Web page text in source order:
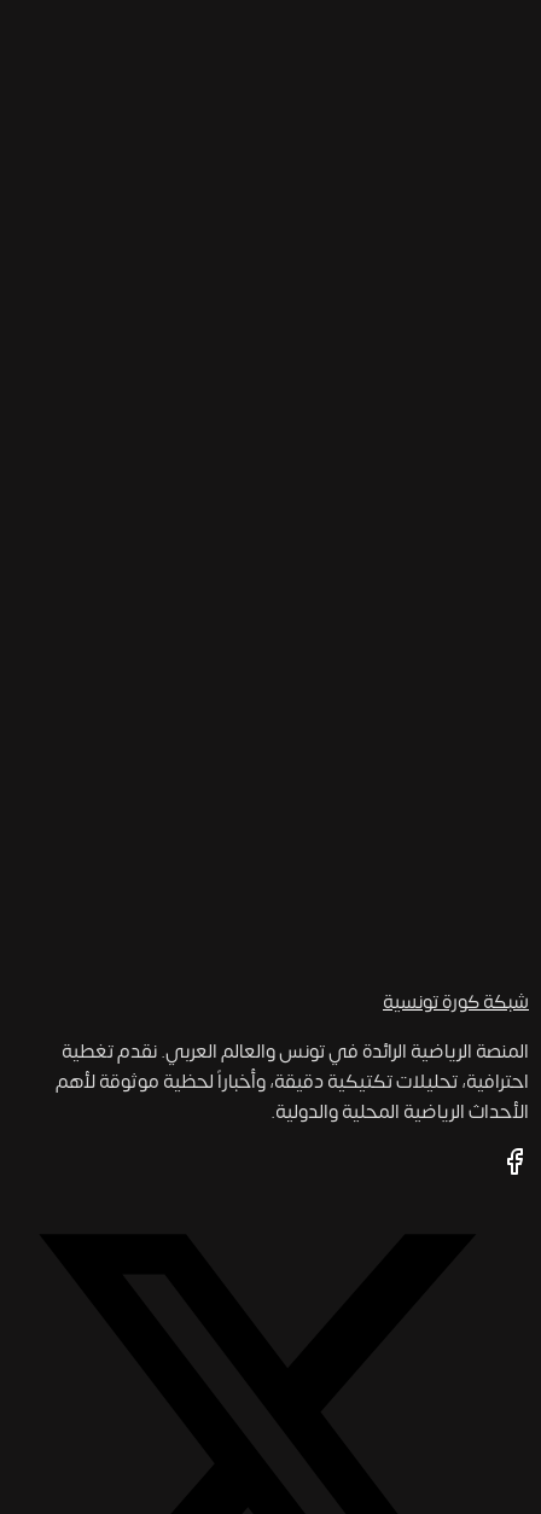
شبكة كورةتونسية
المنصة الرياضية الرائدة في تونس والعالم العربي. نقدم تغطية
احترافية، تحليلات تكتيكية دقيقة، وأخباراً لحظية موثوقة لأهم
الأحداث الرياضية المحلية والدولية.